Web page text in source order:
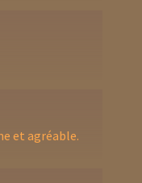
et agréable.